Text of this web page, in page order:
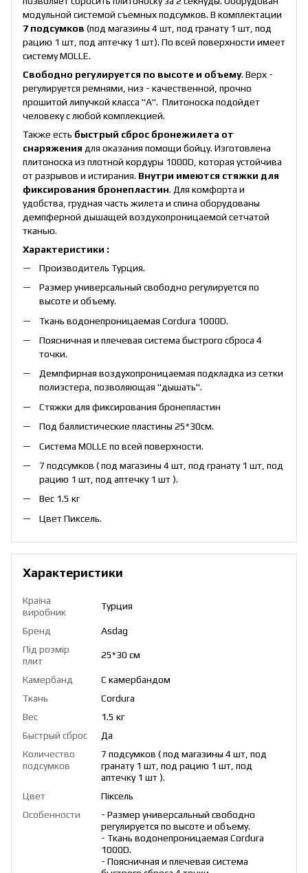
модульной системой съемных подсумков. В комплектации
7 подсумков (под магазины 4 шт, под гранату 1 шт, под
рацию 1 шт, под аптечку 1 шт). По всей поверхности имеет
систему MOLLE.
Свободно регулируется по высоте и объему. Верх -
регулируется ремнями, низ - качественной, прочно
прошитой липучкой класса "А". Плитоноска подойдет
человеку с любой комплекцией.
Также есть быстрый сброс бронежилета от
снаряжения для оказания помощи бойцу. Изготовлена
плитоноска из плотной кордуры 1000D, которая устойчива
от разрывов и истирания. Внутри имеются стяжки для
фиксирования бронепластин. Для комфорта и
удобства, грудная часть жилета и спина оборудованы
демпферной дышащей воздухопроницаемой сетчатой
тканью.
Характеристики :
Производитель Турция.
Размер универсальный свободно регулируется по
высоте и объему.
Ткань водонепроницаемая Cordura 1000D.
Поясничная и плечевая система быстрого сброса 4
точки.
Демпфирная воздухопроницаемая подкладка из сетки
полиэстера, позволяющая "дышать".
Стяжки для фиксирования бронепластин
Под баллистические пластины 25*30см.
Система MOLLE по всей поверхности.
7 подсумков ( под магазины 4 шт, под гранату 1 шт, под
рацию 1 шт, под аптечку 1 шт ).
Вес 1.5 кг
Цвет Пиксель.
Характеристики
Країна
виробник
Турция
Бренд
Asdag
Під розмір
плит
25*30 см
Камербанд
С камербандом
Ткань
Cordura
Вес
1.5 кг
Быстрый сброс
Да
Количество
подсумков
7 подсумков ( под магазины 4 шт, под
гранату 1 шт, под рацию 1 шт, под
аптечку 1 шт ).
Цвет
Піксель
Особенности
- Размер универсальный свободно
регулируется по высоте и объему.
- Ткань водонепроницаемая Cordura
1000D.
- Поясничная и плечевая система